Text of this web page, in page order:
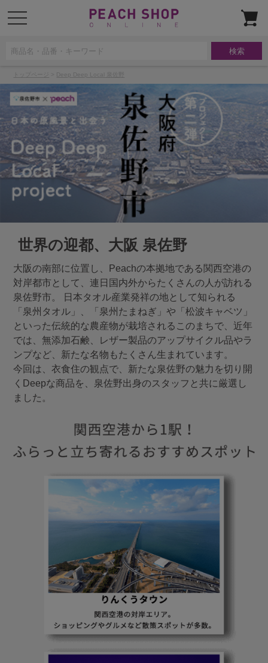
t
o
i
g
o
n
Deep Deep Local 泉佐野
世界の迎都、大阪 泉佐野
大阪の南部に位置し、Peachの本拠地である関西空港の
対岸都市として、連日国内外からたくさんの人が訪れる
泉佐野市。 日本タオル産業発祥の地として知られる
「泉州タオル」、「泉州たまねぎ」や「松波キャベツ」
といった伝統的な農産物が栽培されるこのまちで、近年
では、無添加石鹸、レザー製品のアップサイクル品やラ
ンプなど、新たな名物もたくさん生まれています。
今回は、衣食住の観点で、新たな泉佐野の魅力を切り開
くDeepな商品を、泉佐野出身のスタッフと共に厳選し
ました。